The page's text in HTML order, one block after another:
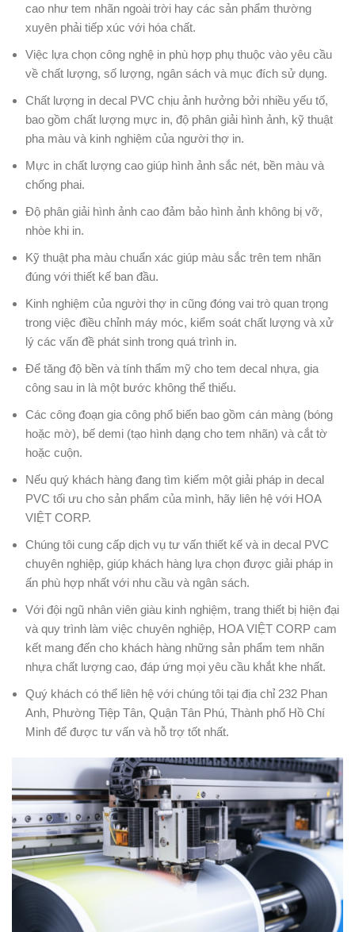
cao như tem nhãn ngoài trời hay các sản phẩm thường
xuyên phải tiếp xúc với hóa chất.
Việc lựa chọn công nghệ in phù hợp phụ thuộc vào yêu cầu
về chất lượng, số lượng, ngân sách và mục đích sử dụng.
Chất lượng in decal PVC chịu ảnh hưởng bởi nhiều yếu tố,
bao gồm chất lượng mực in, độ phân giải hình ảnh, kỹ thuật
pha màu và kinh nghiệm của người thợ in.
Mực in chất lượng cao giúp hình ảnh sắc nét, bền màu và
chống phai.
Độ phân giải hình ảnh cao đảm bảo hình ảnh không bị vỡ,
nhòe khi in.
Kỹ thuật pha màu chuẩn xác giúp màu sắc trên tem nhãn
đúng với thiết kế ban đầu.
Kinh nghiệm của người thợ in cũng đóng vai trò quan trọng
trong việc điều chỉnh máy móc, kiểm soát chất lượng và xử
lý các vấn đề phát sinh trong quá trình in.
Để tăng độ bền và tính thẩm mỹ cho tem decal nhựa, gia
công sau in là một bước không thể thiếu.
Các công đoạn gia công phổ biến bao gồm cán màng (bóng
hoặc mờ), bế demi (tạo hình dạng cho tem nhãn) và cắt tờ
hoặc cuộn.
Nếu quý khách hàng đang tìm kiếm một giải pháp in decal
PVC tối ưu cho sản phẩm của mình, hãy liên hệ với HOA
VIỆT CORP.
Chúng tôi cung cấp dịch vụ tư vấn thiết kế và in decal PVC
chuyên nghiệp, giúp khách hàng lựa chọn được giải pháp in
ấn phù hợp nhất với nhu cầu và ngân sách.
Với đội ngũ nhân viên giàu kinh nghiệm, trang thiết bị hiện đại
và quy trình làm việc chuyên nghiệp, HOA VIỆT CORP cam
kết mang đến cho khách hàng những sản phẩm tem nhãn
nhựa chất lượng cao, đáp ứng mọi yêu cầu khắt khe nhất.
Quý khách có thể liên hệ với chúng tôi tại địa chỉ 232 Phan
Anh, Phường Tiệp Tân, Quận Tân Phú, Thành phố Hồ Chí
Minh để được tư vấn và hỗ trợ tốt nhất.